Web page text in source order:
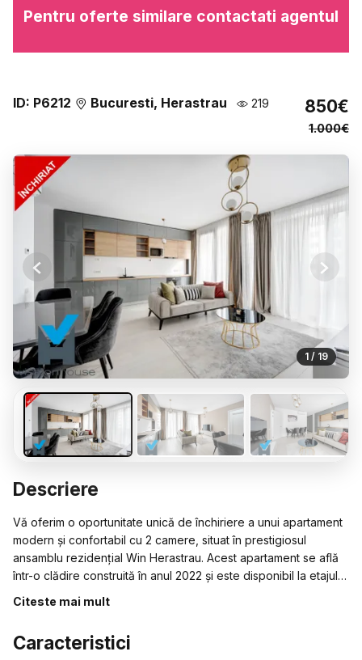
Pentru oferte similare contactati agentul
ID: P6212 Bucuresti, Herastrau 219 850€
1.000€
1 / 19
Previous Next
Descriere
Vă oferim o oportunitate unică de închiriere a unui apartament
modern și confortabil cu 2 camere, situat în prestigiosul
ansamblu rezidențial Win Herastrau. Acest apartament se află
într-o clădire construită în anul 2022 și este disponibil la etajul
1/P+5
oferind suficient spațiu pentru o viață confortabilă
Citeste mai mult
Caracteristici